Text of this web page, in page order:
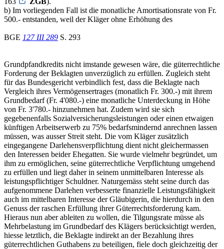
b) Im vorliegenden Fall ist die monatliche Amortisationsrate von Fr.
500.- entstanden, weil der Kläger ohne Erhöhung des
BGE 127 III 289 S. 293
Grundpfandkredits nicht imstande gewesen wäre, die güterrechtliche
Forderung der Beklagten unverzüglich zu erfüllen. Zugleich steht
für das Bundesgericht verbindlich fest, dass die Beklagte nach
Vergleich ihres Vermögensertrages (monatlich Fr. 300.-) mit ihrem
Grundbedarf (Fr. 4'080.-) eine monatliche Unterdeckung in Höhe
von Fr. 3'780.- hinzunehmen hat. Zudem wird sie sich
gegebenenfalls Sozialversicherungsleistungen oder einen etwaigen
künftigen Arbeitserwerb zu 75% bedarfsmindernd anrechnen lassen
müssen, was ausser Streit steht. Die vom Kläger zusätzlich
eingegangene Darlehensverpflichtung dient nicht gleichermassen
den Interessen beider Ehegatten. Sie wurde vielmehr begründet, um
ihm zu ermöglichen, seine güterrechtliche Verpflichtung umgehend
zu erfüllen und liegt daher in seinem unmittelbaren Interesse als
leistungspflichtiger Schuldner. Naturgemäss steht seine durch das
aufgenommene Darlehen verbesserte finanzielle Leistungsfähigkeit
auch im mittelbaren Interesse der Gläubigerin, die hierdurch in den
Genuss der raschen Erfüllung ihrer Güterrechtsforderung kam.
Hieraus nun aber ableiten zu wollen, die Tilgungsrate müsse als
Mehrbelastung im Grundbedarf des Klägers berücksichtigt werden,
hiesse letztlich, die Beklagte indirekt an der Bezahlung ihres
güterrechtlichen Guthabens zu beteiligen, fiele doch gleichzeitig der